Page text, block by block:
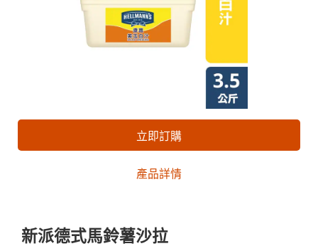
立即訂購
產品詳情
新派德式馬鈴薯沙拉